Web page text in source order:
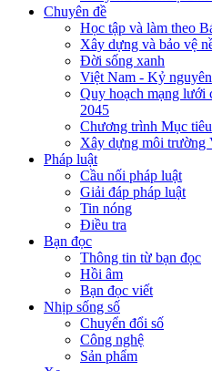
Chuyên đề
Học tập và làm theo
Xây dựng và bảo vệ
Đời sống xanh
Việt Nam - Kỷ
Quy hoạch mạng
2045
Chương trình Mục
Xây dựng môi trường
Pháp luật
Cầu nối pháp luật
Giải đáp pháp luật
Tin nóng
Điều tra
Bạn đọc
Thông tin từ bạn đọc
Hồi âm
Bạn đọc viết
Nhịp sống số
Chuyển đổi số
Công nghệ
Sản phẩm